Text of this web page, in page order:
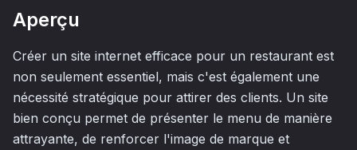
Aperçu
Créer un site internet efficace pour un restaurant est
non seulement essentiel, mais c'est également une
nécessité stratégique pour attirer des clients. Un site
bien conçu permet de présenter le menu de manière
attrayante, de renforcer l'image de marque et